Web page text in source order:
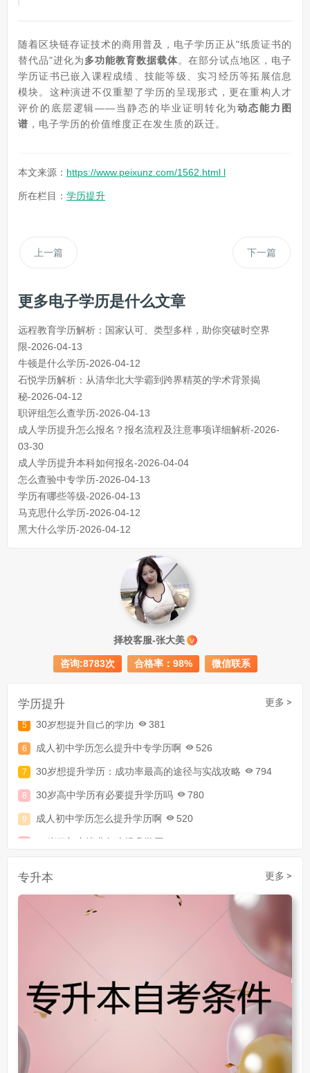
随着区块链存证技术的商用普及，电子学历正从"纸质证书的
替代品"进化为多功能教育数据载体。在部分试点地区，电子
学历证书已嵌入课程成绩、技能等级、实习经历等拓展信息
模块。这种演进不仅重塑了学历的呈现形式，更在重构人才
评价的底层逻辑——当静态的毕业证明转化为动态能力图
谱 ，电子学历的价值维度正在发生质的跃迁。
本文来源： https://www.peixunz.com/1562.html l
所在栏目： 学历提升
上一篇 下一篇
更多电子学历是什么文章
远程教育学历解析：国家认可、类型多样，助你突破时空界
限-2026-04-13
牛顿是什么学历-2026-04-12
石悦学历解析：从清华北大学霸到跨界精英的学术背景揭
秘-2026-04-12
职评组怎么查学历-2026-04-13
成人学历提升怎么报名？报名流程及注意事项详细解析-2026-
03-30
成人学历提升本科如何报名-2026-04-04
怎么查验中专学历-2026-04-13
学历有哪些等级-2026-04-13
马克思什么学历-2026-04-12
黑大什么学历-2026-04-12
择校客服-张大美 V
咨询:8783次 合格率：98% 微信联系
学历提升 更多 >
成人初中文凭怎么提升学历 740
成人大专学历提升多少钱 367
30岁怎么提升学历 218
30岁想提升自己的学历
成人大专学历提升多少钱
30岁怎么提升学历
30岁想提升自己的学历
成人初中学历怎么提升中专学历啊
专升本 更多 >